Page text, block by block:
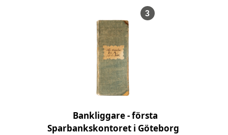
, Föremålsnummer
3
Bankliggare - första
Sparbankskontoret i Göteborg